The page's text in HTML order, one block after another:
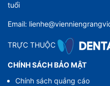
tuổi
Email:
TRỰC THUỘC
CHÍNH SÁCH BẢO MẬT
Chính sách quảng cáo